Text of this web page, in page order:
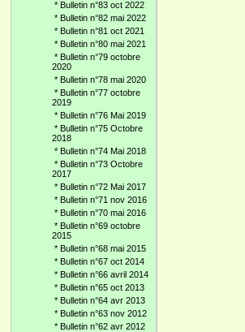
* Bulletin n°83 oct 2022
* Bulletin n°82 mai 2022
* Bulletin n°81 oct 2021
* Bulletin n°80 mai 2021
* Bulletin n°79 octobre
2020
* Bulletin n°78 mai 2020
* Bulletin n°77 octobre
2019
* Bulletin n°76 Mai 2019
* Bulletin n°75 Octobre
2018
* Bulletin n°74 Mai 2018
* Bulletin n°73 Octobre
2017
* Bulletin n°72 Mai 2017
* Bulletin n°71 nov 2016
* Bulletin n°70 mai 2016
* Bulletin n°69 octobre
2015
* Bulletin n°68 mai 2015
* Bulletin n°67 oct 2014
* Bulletin n°66 avril 2014
* Bulletin n°65 oct 2013
* Bulletin n°64 avr 2013
* Bulletin n°63 nov 2012
* Bulletin n°62 avr 2012